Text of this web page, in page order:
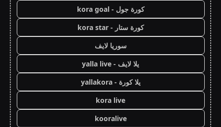
كورة جول - kora goal
كورة ستار - kora star
سوريا لايف
يلا لايف - yalla live
يلا كورة - yallakora
kora live
kooralive